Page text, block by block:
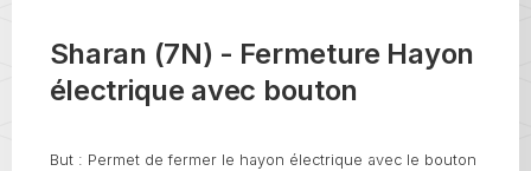
Sharan (7N) - Fermeture Hayon
électrique avec bouton
But : Permet de fermer le hayon électrique avec le bouton